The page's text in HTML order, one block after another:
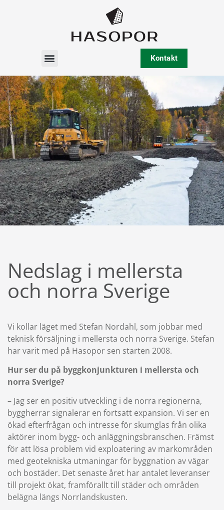
Kontakt
Nedslag i mellersta
och norra Sverige
Vi kollar läget med Stefan Nordahl, som jobbar med
teknisk försäljning i mellersta och norra Sverige. Stefan
har varit med på Hasopor sen starten 2008.
Hur ser du på byggkonjunkturen i mellersta och
norra Sverige?
– Jag ser en positiv utveckling i de norra regionerna,
byggherrar signalerar en fortsatt expansion. Vi ser en
ökad efterfrågan och intresse för skumglas från olika
aktörer inom bygg- och anläggningsbranschen. Främst
för att lösa problem vid exploatering av markområden
med geotekniska utmaningar för byggnation av vägar
och bostäder. Det senaste året har antalet leveranser
till projekt ökat, framförallt till städer och områden
belägna längs Norrlandskusten.